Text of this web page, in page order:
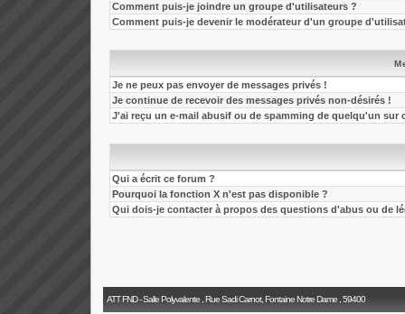
Comment puis-je joindre un groupe d'utilisateurs ?
Comment puis-je devenir le modérateur d'un groupe
Je ne peux pas envoyer de messages privés !
Je continue de recevoir des messages privés non-désirés !
J'ai reçu un e-mail abusif ou de spamming de quelqu'un sur
Qui a écrit ce forum ?
Pourquoi la fonction X n'est pas disponible ?
Qui dois-je contacter à propos des questions d'abus ou de
ATT FND - Salle Polyvalente , Rue Sadi Carnot, Fontaine Notre Dame , 59400